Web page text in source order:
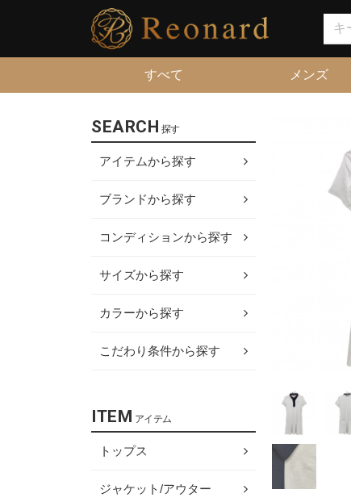
すべて メンズ
SEARCH 探す
アイテムから探す
ブランドから探す
コンディションから探す
サイズから探す
カラーから探す
こだわり条件から探す
ITEM アイテム
トップス
ジャケット/アウター